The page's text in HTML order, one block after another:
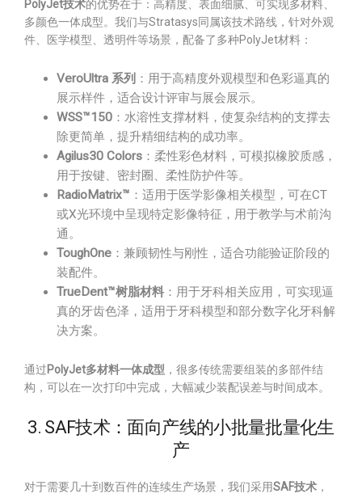
PolyJet技术的优势在于：高精度、表面细腻、可实现多材料、
多颜色一体成型。我们与Stratasys同属该技术路线，针对外观
件、医学模型、透明件等场景，配备了多种PolyJet材料：
VeroUltra 系列 ：用于高精度外观模型和色彩逼真的
展示样件，适合设计评审与展会展示。
WSS™150 ：水溶性支撑材料，使复杂结构的支撑去
除更简单，提升精细结构的成功率。
Agilus30 Colors ：柔性彩色材料，可模拟橡胶质感，
用于按键、密封圈、柔性防护件等。
RadioMatrix™ ：适用于医学影像相关模型，可在CT
或X光环境中呈现特定影像特征，用于教学与术前沟
通。
ToughOne ：兼顾韧性与刚性，适合功能验证阶段的
装配件。
TrueDent™树脂材料 ：用于牙科相关应用，可实现逼
真的牙齿色泽，适用于牙科模型和部分数字化牙科解
决方案。
通过PolyJet多材料一体成型 ，很多传统需要组装的多部件结
构，可以在一次打印中完成，大幅减少装配误差与时间成本。
3. SAF技术：面向产线的小批量批量化生
产
对于需要几十到数百件的连续生产场景，我们采用SAF技术 ，